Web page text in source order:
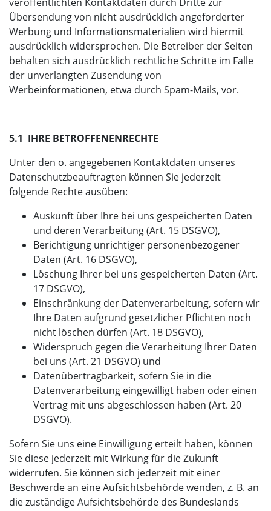
Übersendung von nicht ausdrücklich angeforderter
Werbung und Informationsmaterialien wird hiermit
ausdrücklich widersprochen. Die Betreiber der Seiten
behalten sich ausdrücklich rechtliche Schritte im Falle
der unverlangten Zusendung von
Werbeinformationen, etwa durch Spam-Mails, vor.
5.1 IHRE BETROFFENENRECHTE
Unter den o. angegebenen Kontaktdaten unseres
Datenschutzbeauftragten können Sie jederzeit
folgende Rechte ausüben:
Auskunft über Ihre bei uns gespeicherten Daten
und deren Verarbeitung (Art. 15 DSGVO),
Berichtigung unrichtiger personenbezogener
Daten (Art. 16 DSGVO),
Löschung Ihrer bei uns gespeicherten Daten (Art.
17 DSGVO),
Einschränkung der Datenverarbeitung, sofern wir
Ihre Daten aufgrund gesetzlicher Pflichten noch
nicht löschen dürfen (Art. 18 DSGVO),
Widerspruch gegen die Verarbeitung Ihrer Daten
bei uns (Art. 21 DSGVO) und
Datenübertragbarkeit, sofern Sie in die
Datenverarbeitung eingewilligt haben oder einen
Vertrag mit uns abgeschlossen haben (Art. 20
DSGVO).
Sofern Sie uns eine Einwilligung erteilt haben, können
Sie diese jederzeit mit Wirkung für die Zukunft
widerrufen. Sie können sich jederzeit mit einer
Beschwerde an eine Aufsichtsbehörde wenden, z. B. an
die zuständige Aufsichtsbehörde des Bundeslands